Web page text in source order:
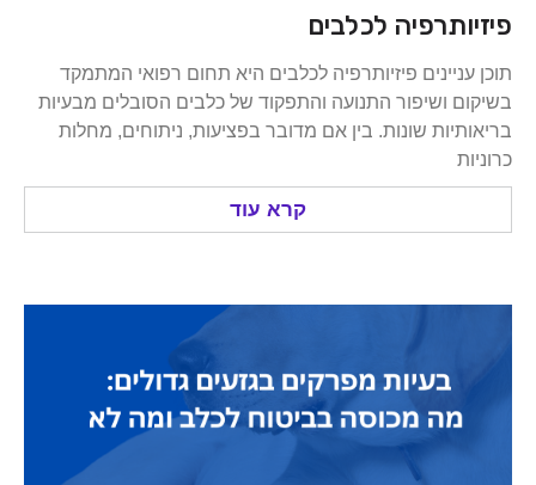
לכלבים
פיזיותרפיה לכלבים היא תחום רפואי המתמקד
ושיפור התנועה והתפקוד של כלבים הסובלים מבעיות
שונות. בין אם מדובר בפציעות, ניתוחים, מחלות
קרא עוד